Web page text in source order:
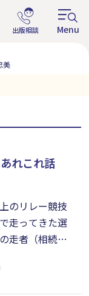
美
れこれ話
のリレー競技
走ってきた選
走者（相続
とです。上手な
は、被相続人
のことを考